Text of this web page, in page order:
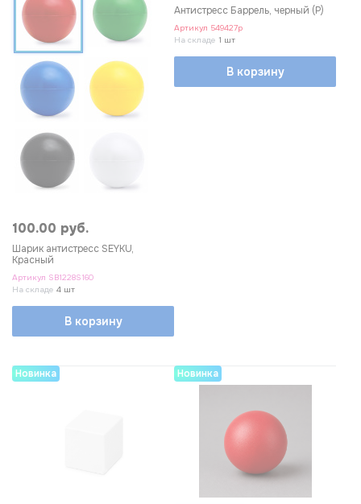
100.00 руб.
Шарик антистресс SEYKU,
Красный
Артикул SB1228S160
На складе 4 шт
В корзину
Антистресс Баррель, черный (Р)
Артикул 549427p
На складе 1 шт
В корзину
Новинка Новинка